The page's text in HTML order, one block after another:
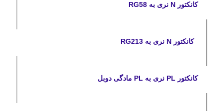
کانکتور N نری به RG58
کانکتور N نری به RG213
کانکتور PL نری به PL مادگی دوبل